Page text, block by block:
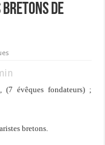
Bretons de
évêques fondateurs) ;
bretons.